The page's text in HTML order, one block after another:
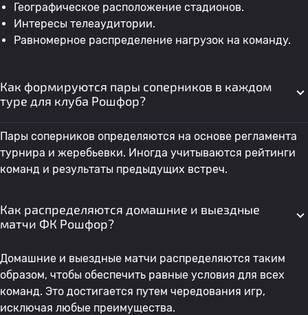
Географическое расположение стадионов.
Интересы телеаудитории.
Равномерное распределение нагрузок на команду.
Как формируются пары соперников в каждом
туре для клуба Рошфор?
Пары соперников определяются на основе регламента
турнира и жеребьевки. Иногда учитываются рейтинги
команд и результаты предыдущих встреч.
Как распределяются домашние и выездные
матчи ФК Рошфор?
Домашние и выездные матчи распределяются таким
образом, чтобы обеспечить равные условия для всех
команд. Это достигается путем чередования игр,
исключая любые преимущества.